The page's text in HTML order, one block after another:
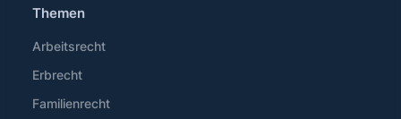
Themen
Arbeitsrecht
Erbrecht
Familienrecht